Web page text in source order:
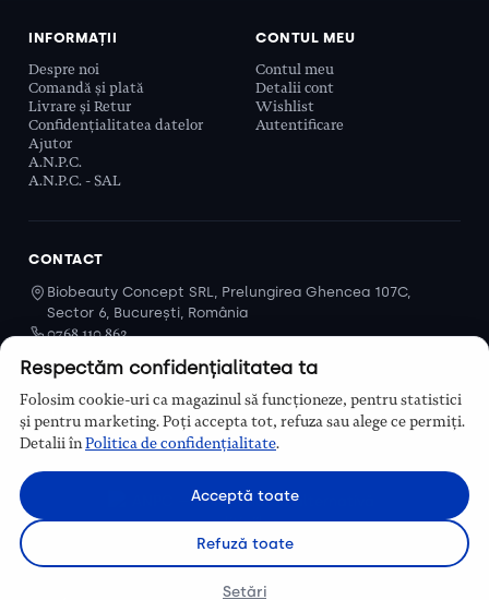
INFORMAȚII
Despre noi
Comandă și plată
Livrare și Retur
Confidențialitatea datelor
Ajutor
A.N.P.C.
A.N.P.C. - SAL
CONTUL MEU
Contul meu
Detalii cont
Wishlist
Autentificare
CONTACT
Biobeauty Concept SRL, Prelungirea Ghencea 107C,
Sector 6, București, România
0768 110 863
Luni–Vineri, 9:00 – 16:00
© Biobeauty 2026. Toate drepturile rezervate.
Respectăm confidențialitatea ta
Folosim cookie-uri ca magazinul să funcționeze, pentru statistici
și pentru marketing. Poți accepta tot, refuza sau alege ce permiți.
Detalii înPolitica de confidențialitate.
Acceptă toate
Refuză toate
Setări